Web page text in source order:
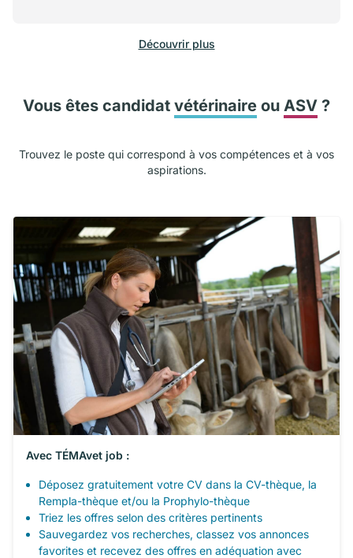
Découvrir plus
Vous êtes candidat vétérinaire ou ASV ?
Trouvez le poste qui correspond à vos compétences et à vos
aspirations.
Avec TÉMAvet job :
Déposez gratuitement votre CV dans la CV-thèque, la
Rempla-thèque et/ou la Prophylo-thèque
Triez les offres selon des critères pertinents
Sauvegardez vos recherches, classez vos annonces
favorites et recevez des offres en adéquation avec